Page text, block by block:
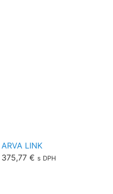
ARVA LINK
375,77 € s DPH